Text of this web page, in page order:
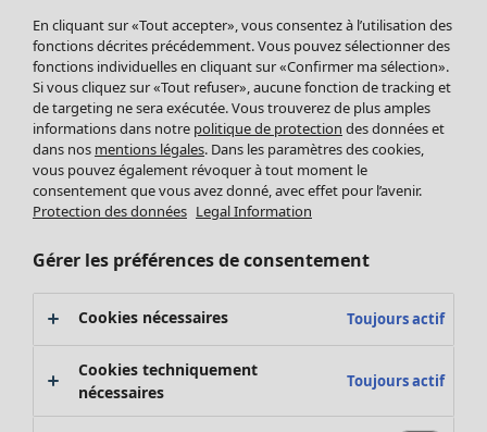
Leggings et collants
Accessoires
Chaussures
Vêtements de bain
Basics
Soldes Mobilier
Bonnes affaires déco
Décoration
Textiles
Tapis
Éponge
En cliquant sur «Tout accepter», vous consentez à l’utilisation des
fonctions décrites précédemment. Vous pouvez sélectionner des
fonctions individuelles en cliquant sur «Confirmer ma sélection».
Si vous cliquez sur «Tout refuser», aucune fonction de tracking et
de targeting ne sera exécutée. Vous trouverez de plus amples
informations dans notre politique de protection des données et
dans nos mentions légales. Dans les paramètres des cookies,
vous pouvez également révoquer à tout moment le
consentement que vous avez donné, avec effet pour l’avenir.
Protection des données Legal Information
Gérer les préférences de consentement
Cookies nécessaires Toujours actif
Cookies techniquement
nécessaires
Toujours actif